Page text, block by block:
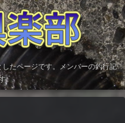
たページです。メンバーの釣行記
。